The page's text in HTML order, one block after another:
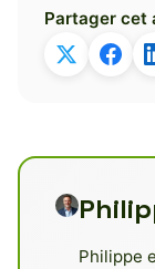
Partager cet
Philippe